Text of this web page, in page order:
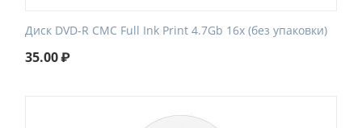
Диск DVD-R CMC Full Ink Print 4.7Gb 16x (без упаковки)
35.00₽